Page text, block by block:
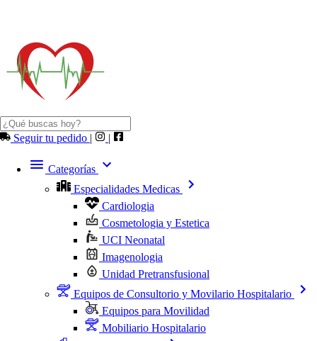
Seguir tu pedido | |
Categorías
Especialidades Medicas
Cardiologia
Cosmetologia y Estetica
UCI Neonatal
Imagenologia
Unidad Pretransfusional
Equipos de Consultorio y Movilario Hospitalario
Equipos para Movilidad
Mobiliario Hospitalario